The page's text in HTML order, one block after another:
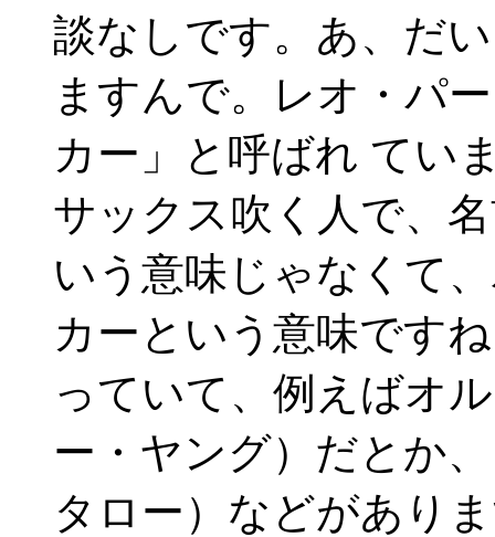
談なしです。あ、だ
ますんで。レオ・パ
カー」と呼ばれ てい
サックス吹く人で、
いう意味じゃなくて
カーという意味です
っていて、例えばオ
ー・ヤング）だとか
タロー）などがあり